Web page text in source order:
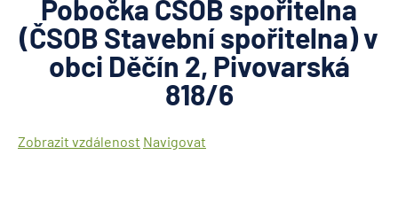
Pobočka ČSOB spořitelna
(ČSOB Stavební spořitelna) v
obci Děčín 2, Pivovarská
818/6
Zobrazit vzdálenost Navigovat